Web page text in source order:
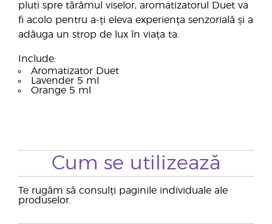
pluti spre tărâmul viselor, aromatizatorul Duet va
fi acolo pentru a-ți eleva experiența senzorială și a
adăuga un strop de lux în viața ta.
Include:
Aromatizator Duet
Lavender 5 ml
Orange 5 ml
Cum se utilizează
Te rugăm să consulți paginile individuale ale
produselor.